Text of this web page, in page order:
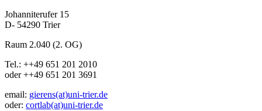
Johanniterufer 15
D- 54290 Trier
Raum 2.040 (2. OG)
Tel.: ++49 651 201 2010
oder ++49 651 201 3691
email: gierens(at)uni-trier.de
oder: cortlab(at)uni-trier.de